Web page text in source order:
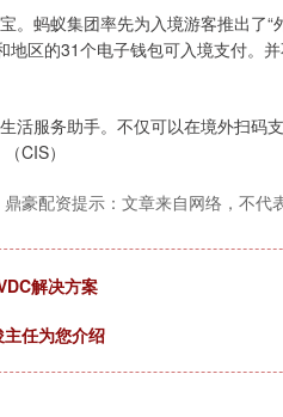
。蚂蚁集团率先为入境游客推出了“
区的31个电子钱包可入境支付。
活服务助手。不仅可以在境外扫码
CIS）
鼎豪配资提示：文章来自网络，不代
解决方案
任为您介绍